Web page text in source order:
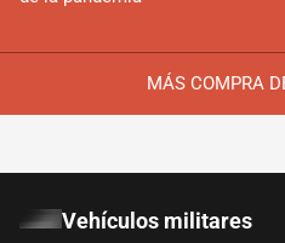
MÁS COMPRA
Vehículos militares